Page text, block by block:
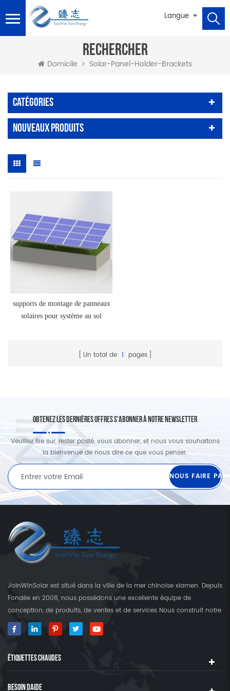
Langue
RECHERCHER
Domicile Solar-Panel-Holder-Brackets
Catégories
Nouveaux Produits
supports de montage de panneaux
solaires pour système au sol
Un total de 1 pages
OBTENEZ LES DERNIÈRES OFFRES S'ABONNER À NOTRE NEWSLETTER
Veuillez lire sur, rester posté, vous abonner, et nous vous souhaitons
la bienvenue de nous dire ce que vous penser.
JoinWinSolar est situé dans la ville de la mer chinoise xiamen. Depuis
Fondée en 2008, nous possédons une excellente équipe de
conception, de produits, de ventes et de services Nous construit notre
propre usine qui est plus que 3000 Square's terre. En tant que
fournisseur mondial des crochets de fixation solaire, JoinwinSolar a
notre produit JoinwinSolar Les produits comprennent le Suivant: 1,
Systèmes de montage solaire sur le toit en métal et accessoires 2,
tuile Systèmes de montage solaire sur le toit et accessoires 3,
ÉTIQUETTES CHAUDES
BESOIN DAIDE